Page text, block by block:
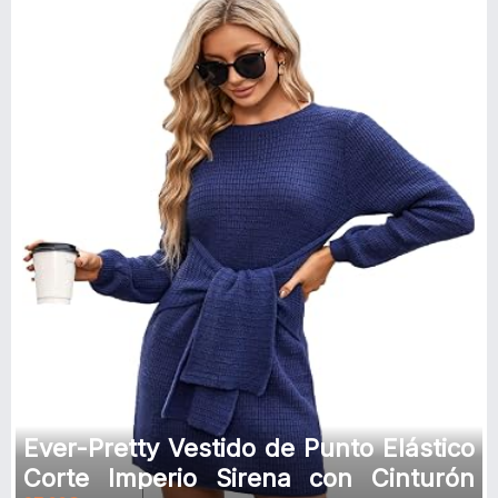
Ever-Pretty Vestido de Punto Elástico
Corte Imperio Sirena con Cinturón